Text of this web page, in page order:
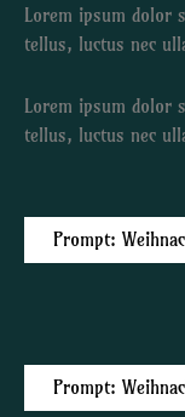
Lorem ipsum dolor
tellus, luctus nec
Lorem ipsum dolor
tellus, luctus nec
Prompt:
Prompt: